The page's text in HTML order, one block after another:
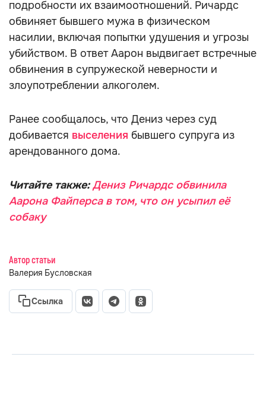
подробности их взаимоотношений. Ричардс
обвиняет бывшего мужа в физическом
насилии, включая попытки удушения и угрозы
убийством. В ответ Аарон выдвигает встречные
обвинения в супружеской неверности и
злоупотреблении алкоголем.
Ранее сообщалось, что Дениз через суд
добивается выселения бывшего супруга из
арендованного дома.
Читайте также:Дениз Ричардс обвинила
Аарона Файперса в том, что он усыпил её
собаку
Автор статьи
Валерия Бусловская
Ссылка